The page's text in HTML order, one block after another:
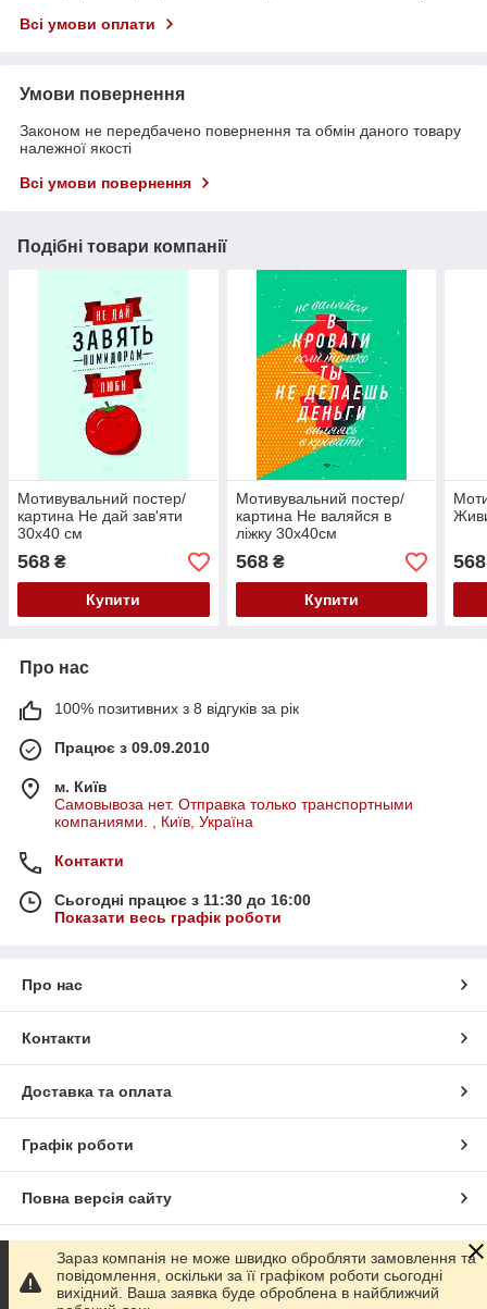
Всі умови оплати
Умови повернення
Законом не передбачено повернення та обмін даного товару
належної якості
Всі умови повернення
Подібні товари компанії
Мотивувальний постер/
картина Не дай зав'яти
30х40 см
568 ₴
Купити
Мотивувальний постер/
картина Не валяйся в
ліжку 30х40см
568₴
Купити
568
Про нас
100% позитивних з 8 відгуків за рік
Працює з 09.09.2010
м. Київ
Самовывоза нет. Отправка только транспортными
компаниями. , Київ, Україна
Контакти
Сьогодні працює з 11:30 до 16:00
Показати весь графік роботи
Про нас
Контакти
Доставка та оплата
Графік роботи
Повна версія сайту
Сайт створено на маркетплейсі Prom.ua
Політика конфіденційності
Зараз компанія не може швидко обробляти замовлення та
повідомлення, оскільки за її графіком роботи сьогодні
вихідний. Ваша заявка буде оброблена в найближчий